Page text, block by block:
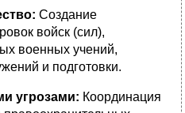
Создание
войск (сил),
военных учений,
и подготовки.
угрозами: Координация